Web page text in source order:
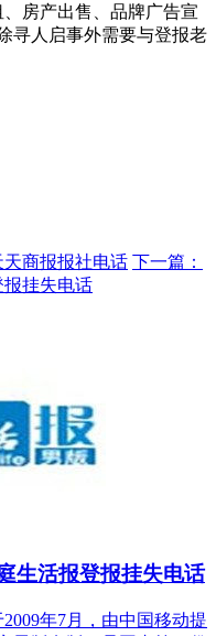
房产出售、品牌广告宣
寻人启事外需要与登报老
天商报报社电话 下一篇：
报挂失电话
生活报登报挂失电话
年7月，由中国移动提